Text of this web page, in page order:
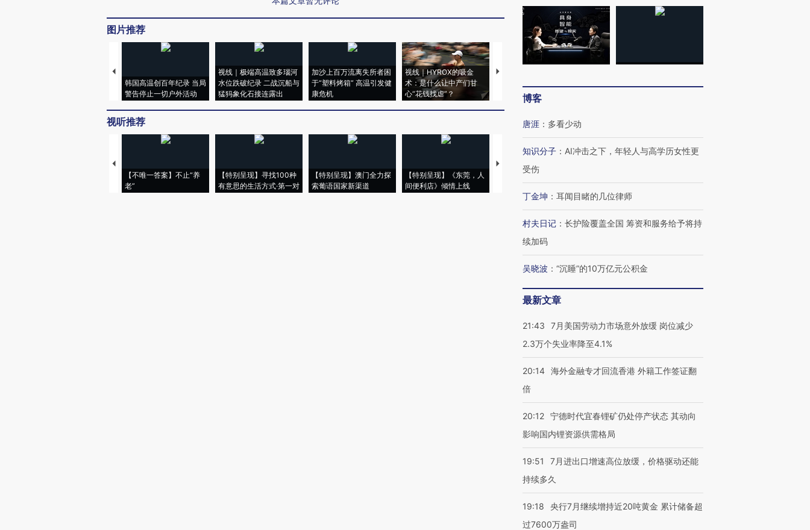
图片推荐
韩国高温创百年纪录 当局
警告停止一切户外活动
视线｜极端高温致多瑙河
水位跌破纪录 二战沉船与
猛犸象化石接连露出
加沙上百万流离失所者困
于“塑料烤箱” 高温引发健
康危机
视线｜HYROX的吸金
术：是什么让中产们甘
心“花钱找虐”？
马航飞行员跨国走私7万
视听推荐
【不唯一答案】不止“养
老”
【特别呈现】寻找100种
有意思的生活方式·第一对
【特别呈现】澳门全力探
索葡语国家新渠道
【特别呈现】《东莞，人
间便利店》倾情上线
【推广】走进第四届链博
会，让数智科技“链”接产
有意思的生活方式·第三对
住三大增长引擎是什么？
博客
唐涯 ： 多看少动
知识分子 ： AI冲击之下，年轻人与高学历女性更
受伤
丁金坤 ： 耳闻目睹的几位律师
村夫日记 ： 长护险覆盖全国 筹资和服务给予将持
续加码
吴晓波 ： “沉睡”的10万亿元公积金
最新文章
21:43
7月美国劳动力市场意外放缓 岗位减少
2.3万个失业率降至4.1%
20:14 海外金融专才回流香港 外籍工作签证翻
倍
20:12 宁德时代宜春锂矿仍处停产状态 其动向
影响国内锂资源供需格局
19:51
7月进出口增速高位放缓，价格驱动还能
持续多久
19:18
央行7月继续增持近20吨黄金 累计储备超
过7600万盎司